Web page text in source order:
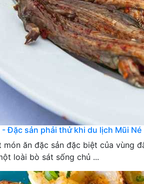
- Đặc sản phải thử khi du lịch Mũi Né
ăn đặc sản đặc biệt của vùng
loài bò sát sống chủ ...